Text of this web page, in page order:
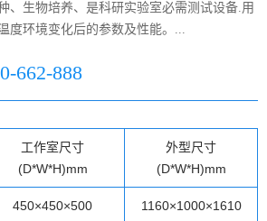
、生物培养、是科研实验室必需测试设备.用
度环境变化后的参数及性能。...
662-888
工作室尺寸
(D*W*H)mm
外型尺寸
(D*W*H)mm
450×450×500 1160×1000×1610